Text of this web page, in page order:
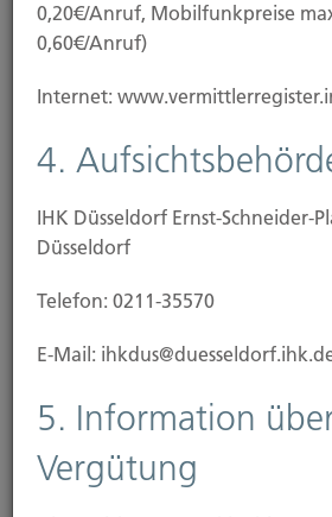
Betrieb und Schaden in den
Tel.: 0211-49
E-Mail
0,20€/Anruf, Mobilfunkpreise
0,60€/Anruf)
Internet:
4.
IHK Düsseldorf Ernst-Schneider-
Düsseldorf
Telefon: 0211-35570
E-Mail:
5. Information
Vergütung